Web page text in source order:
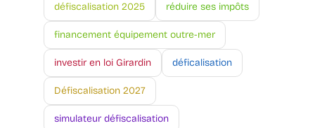
défiscalisation 2025 réduire ses impôts
financement équipement outre-mer
investir en loi Girardin déficalisation
Défiscalisation 2027
simulateur défiscalisation